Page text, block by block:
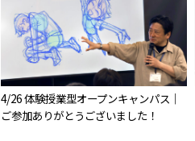
4/26 体験授業型オープンキャンパス｜
ご参加ありがとうございました！